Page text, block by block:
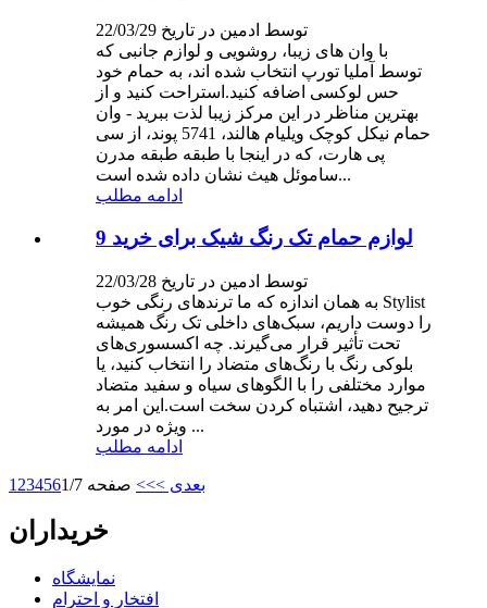
توسط ادمین در تاریخ 22/03/29
با وان های زیبا، روشویی و لوازم جانبی که
توسط آملیا تورپ انتخاب شده اند، به حمام خود
حس لوکسی اضافه کنید.استراحت کنید و از
بهترین مناظر در این مرکز زیبا لذت ببرید - وان
حمام نیکل کوچک ویلیام هالند، 5741 پوند، از سی
پی هارت، که در اینجا با طبقه طبقه مدرن
ساموئل هیث نشان داده شده است...
ادامه مطلب
9 لوازم حمام تک رنگ شیک برای خرید
توسط ادمین در تاریخ 22/03/28
به همان اندازه که ما ترندهای رنگی خوب Stylist
را دوست داریم، سبک‌های داخلی تک رنگ همیشه
تحت تأثیر قرار می‌گیرند. چه اکسسوری‌های
بلوکی رنگ با رنگ‌های متضاد را انتخاب کنید، یا
موارد مختلفی را با الگوهای سیاه و سفید متضاد
ترجیح دهید، اشتباه کردن سخت است.این امر به
ویژه در مورد ...
ادامه مطلب
1 23456 بعدی >>> صفحه 1/7
خریداران
نمایشگاه
افتخار و احترام